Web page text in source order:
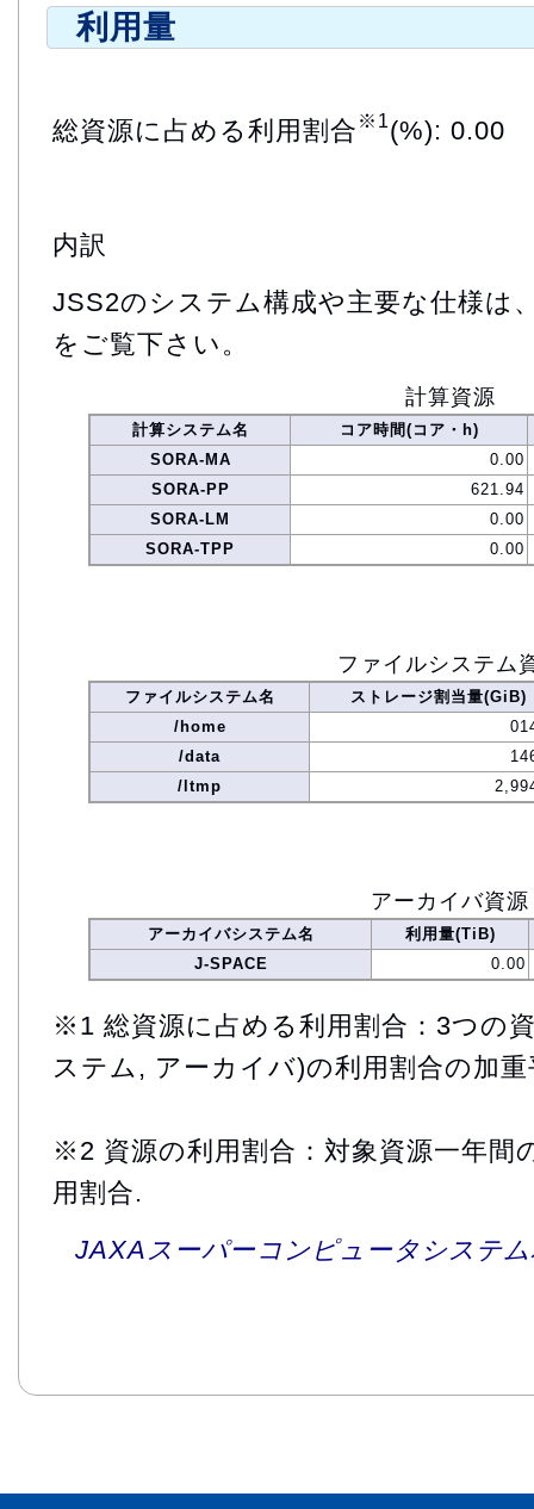
利用量
総資源に占める利用割合 ※1(%): 0.00
内訳
JSS2のシステム構成や主要な仕様は
をご覧下さい。
計算資源
計算システム名
コア時間(コア・h)
SORA-MA
0.00
SORA-PP
621.94
SORA-LM
0.00
SORA-TPP
0.00
ファイルシステム
ファイルシステム名
ストレージ割当量(GiB)
/home
/data
/ltmp
アーカイバ資源
アーカイバシステム名
利用量(TiB)
J-SPACE
0.00
※1 総資源に占める利用割合：3つの
ステム, アーカイバ)の利用割合の加重
※2 資源の利用割合：対象資源一年間
用割合.
JAXAスーパーコンピュータシステ